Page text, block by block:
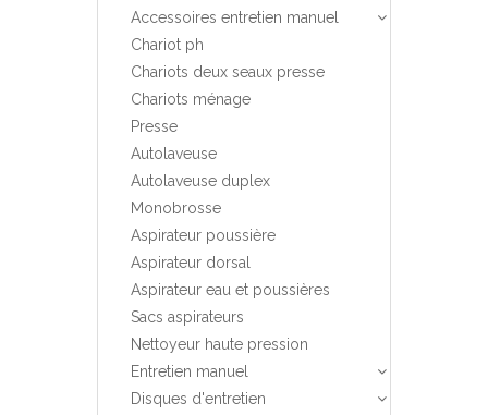
Accessoires entretien manuel
Chariot ph
Chariots deux seaux presse
Chariots ménage
Presse
Autolaveuse
Autolaveuse duplex
Monobrosse
Aspirateur poussière
Aspirateur dorsal
Aspirateur eau et poussières
Sacs aspirateurs
Nettoyeur haute pression
Entretien manuel
Disques d'entretien